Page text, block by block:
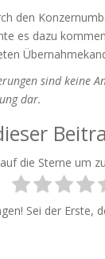
den
es dazu
sind keine
dar.
die Sterne um
Sei der Erste,